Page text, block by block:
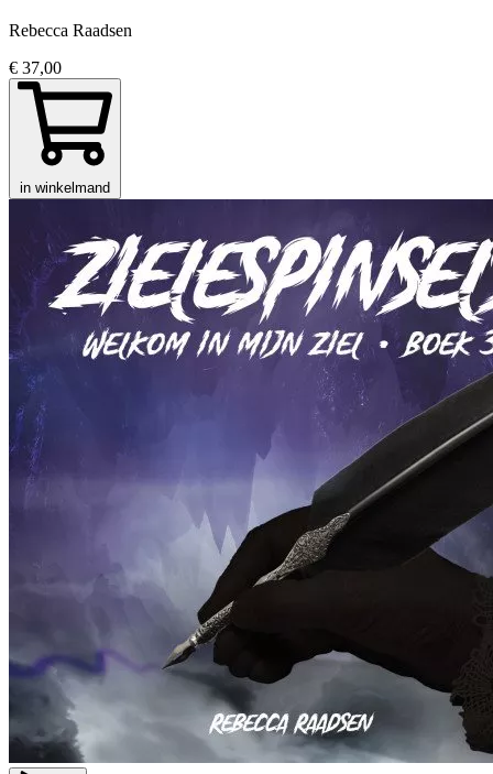
Rebecca Raadsen
€ 37,00
in winkelmand